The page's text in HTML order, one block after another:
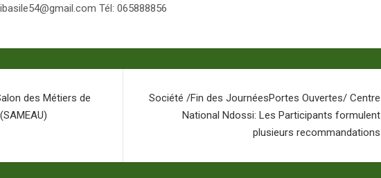
Tél: 065888856
des Métiers de
Société /Fin des JournéesPortes Ouvertes/ Centre
National Ndossi: Les Participants formulent
plusieurs recommandations